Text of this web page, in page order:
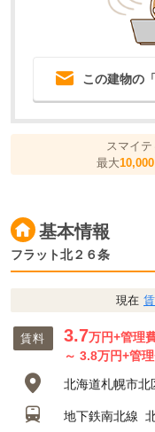
この建物の
スマイテ
最大
基本情報
フラット北２６条
現在
賃料 3.7万円+管理
～ 3.8万円+管
北海道札幌市北
地下鉄南北線